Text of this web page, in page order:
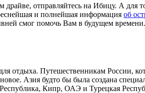
отправляйтесь на Ибицу. А для
и полнейшая информация об
смог помочь Вам в будущем времени.
отдыха. Путешественникам России,
Азия будто бы была создана
Кипр, ОАЭ и Турецкая